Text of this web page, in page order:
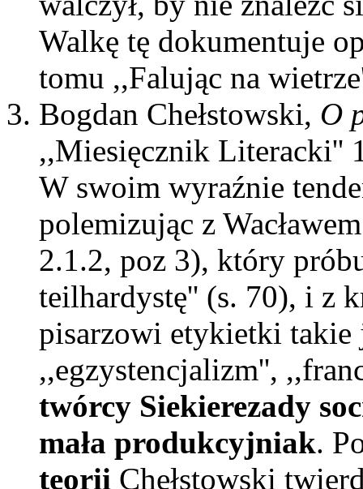
Walkę tę dokumentuje
tomu ,,Falując na
Bogdan Chełstowski, O
,,Miesięcznik Literacki''
W swoim wyraźnie
polemizując z
2.1.2, poz 3), który
teilhardystę'' (s. 70), i z
pisarzowi etykietki takie
,,egzystencjalizm'',
twórcy Siekierezady
mała produkcyjniak.
teorii Chełstowski